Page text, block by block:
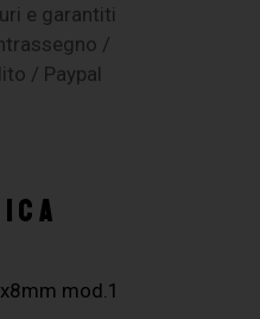
e garantiti
/
/ Paypal
mod.1